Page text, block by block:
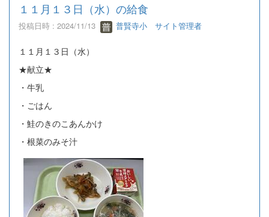
１１月１３日（水）の給食
投稿日時 : 2024/11/13 普賢寺小 サイト管理者
１１月１３日（水）
★献立★
・牛乳
・ごはん
・鮭のきのこあんかけ
・根菜のみそ汁